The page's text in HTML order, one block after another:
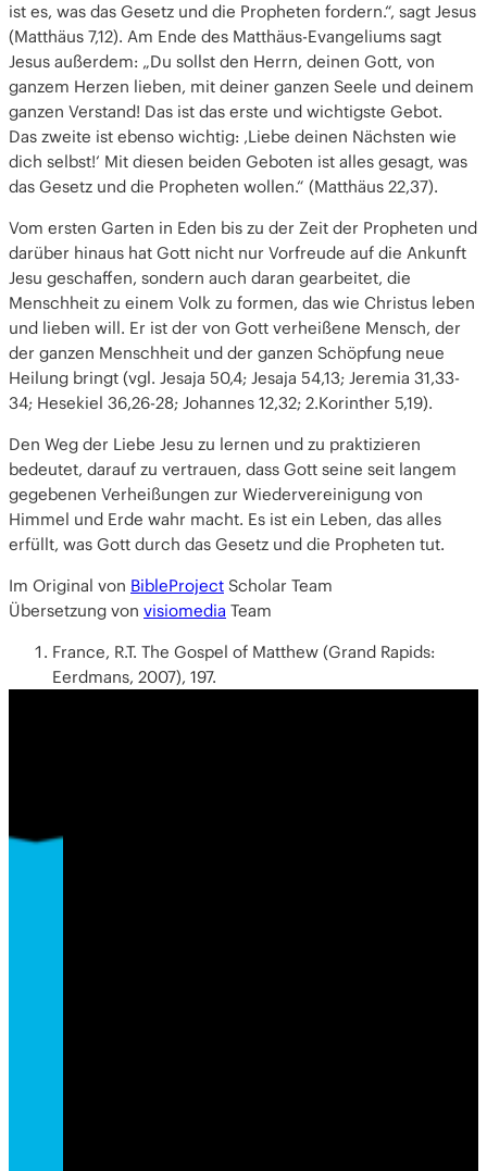
ist es, was das Gesetz und die Propheten fordern.“, sagt Jesus
(Matthäus 7,12). Am Ende des Matthäus-Evangeliums sagt
Jesus außerdem: „Du sollst den Herrn, deinen Gott, von
ganzem Herzen lieben, mit deiner ganzen Seele und deinem
ganzen Verstand! Das ist das erste und wichtigste Gebot.
Das zweite ist ebenso wichtig: ‚Liebe deinen Nächsten wie
dich selbst!‘ Mit diesen beiden Geboten ist alles gesagt, was
das Gesetz und die Propheten wollen.“ (Matthäus 22,37).
Vom ersten Garten in Eden bis zu der Zeit der Propheten und
darüber hinaus hat Gott nicht nur Vorfreude auf die Ankunft
Jesu geschaffen, sondern auch daran gearbeitet, die
Menschheit zu einem Volk zu formen, das wie Christus leben
und lieben will. Er ist der von Gott verheißene Mensch, der
der ganzen Menschheit und der ganzen Schöpfung neue
Heilung bringt (vgl. Jesaja 50,4; Jesaja 54,13; Jeremia 31,33-
34; Hesekiel 36,26-28; Johannes 12,32; 2.Korinther 5,19).
Den Weg der Liebe Jesu zu lernen und zu praktizieren
bedeutet, darauf zu vertrauen, dass Gott seine seit langem
gegebenen Verheißungen zur Wiedervereinigung von
Himmel und Erde wahr macht. Es ist ein Leben, das alles
erfüllt, was Gott durch das Gesetz und die Propheten tut.
Im Original von BibleProject Scholar Team
Übersetzung von visiomedia Team
France, R.T. The Gospel of Matthew (Grand Rapids:
Eerdmans, 2007), 197.